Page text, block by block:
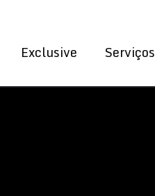
Serviços
Exclusive